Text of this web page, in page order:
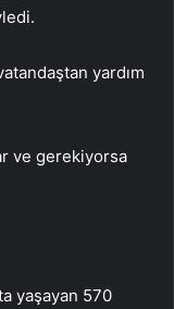
yardım
ve gerekiyorsa
yaşayan 570